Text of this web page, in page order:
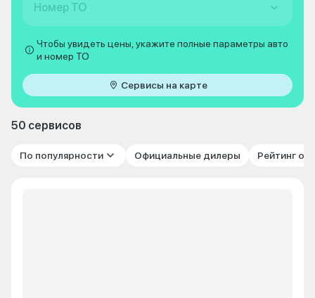
Номер ТО
Чтобы увидеть цены, укажите полные параметры авто
и номер ТО
Сервисы на карте
50 сервисов
По популярности Официальные дилеры Рейтинг